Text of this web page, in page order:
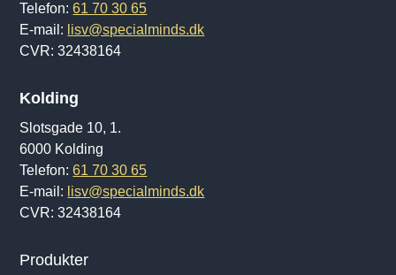
Telefon:61 70 30 65
E-mail: lisv@specialminds.dk
CVR: 32438164
Kolding
Slotsgade 10, 1.
6000 Kolding
Telefon:61 70 30 65
E-mail: lisv@specialminds.dk
CVR: 32438164
Produkter